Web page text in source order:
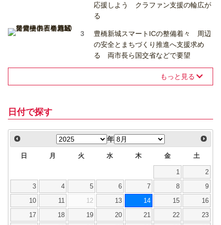
応援しよう クラファン支援の輪広が
る
豊橋新城スマートICの整備着々 周辺
の安全とまちづくり推進へ支援求め
る 両市長ら国交省などで要望
もっと見る
日付で探す
年
日 月 火 水 木 金 土
1 2
3 4 5 6 7 8 9
10 11 12 13 14 15 16
17 18 19 20 21 22 23